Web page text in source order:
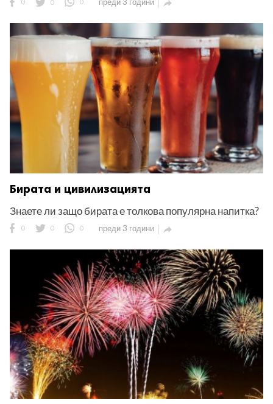

Бирата и цивилизацията
Знаете ли защо бирата е толкова популярна напитка?
0 0 0 преди 3 години 